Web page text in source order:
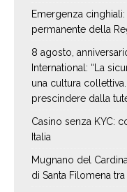
Emergenza
permanente della
8 agosto,
International: “La
una cultura
prescindere dalla
Casino senza KYC:
Italia
Mugnano del
di Santa Filomena